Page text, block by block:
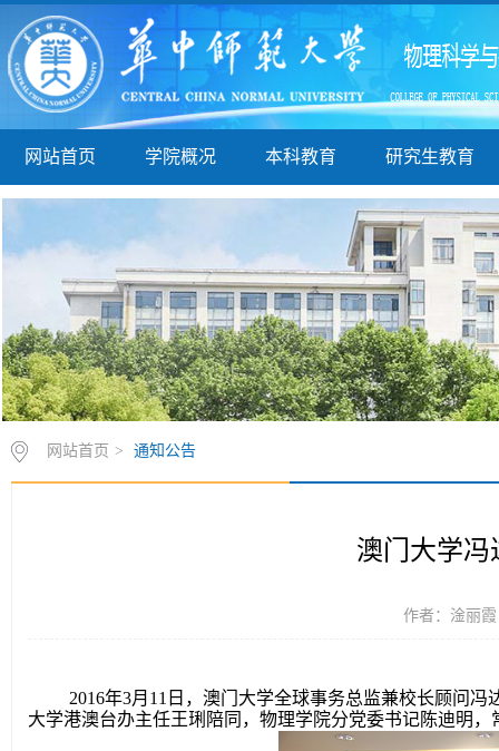
网站首页 学院概况 本科教育 研究生教育
网站首页 > 通知公告
澳门大学冯
作者：淦丽
2016年3月 11 日，澳门大学全球事务总监兼校长顾问
大学港澳台办主任王琍陪同，物理学院分党委书记陈迪明